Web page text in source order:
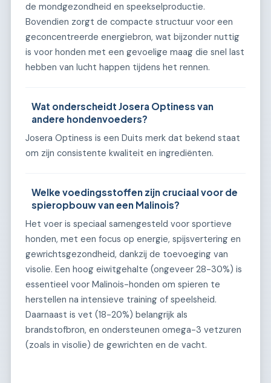
de mondgezondheid en speekselproductie.
Bovendien zorgt de compacte structuur voor een
geconcentreerde energiebron, wat bijzonder nuttig
is voor honden met een gevoelige maag die snel last
hebben van lucht happen tijdens het rennen.
Wat onderscheidt Josera Optiness van
andere hondenvoeders?
Josera Optiness is een Duits merk dat bekend staat
om zijn consistente kwaliteit en ingrediënten.
Welke voedingsstoffen zijn cruciaal voor de
spieropbouw van een Malinois?
Het voer is speciaal samengesteld voor sportieve
honden, met een focus op energie, spijsvertering en
gewrichtsgezondheid, dankzij de toevoeging van
visolie. Een hoog eiwitgehalte (ongeveer 28-30%) is
essentieel voor Malinois-honden om spieren te
herstellen na intensieve training of speelsheid.
Daarnaast is vet (18-20%) belangrijk als
brandstofbron, en ondersteunen omega-3 vetzuren
(zoals in visolie) de gewrichten en de vacht.